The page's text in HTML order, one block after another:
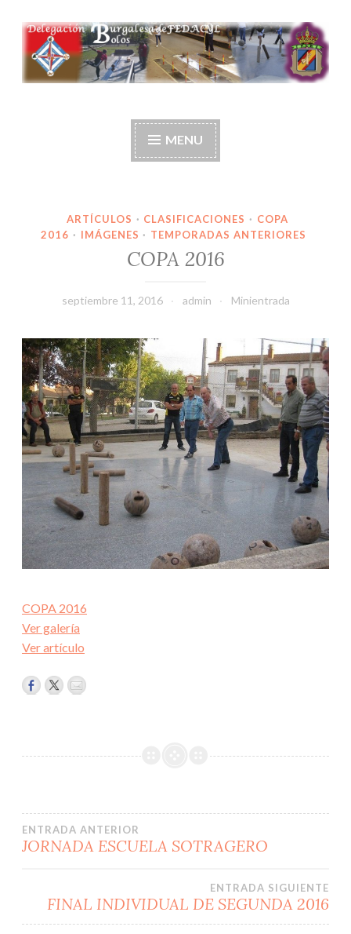
Ir
al
contenido
Delegación burgalesa
de fedacyl-bolos
MENU
ARTÍCULOS · CLASIFICACIONES · COPA
2016 · IMÁGENES · TEMPORADAS ANTERIORES
COPA 2016
septiembre 11, 2016 admin Minientrada
COPA 2016
Ver galería
Ver artículo
Navegación
entradas
ENTRADA ANTERIOR
JORNADA ESCUELA SOTRAGERO
ENTRADA SIGUIENTE
FINAL INDIVIDUAL DE SEGUNDA 2016